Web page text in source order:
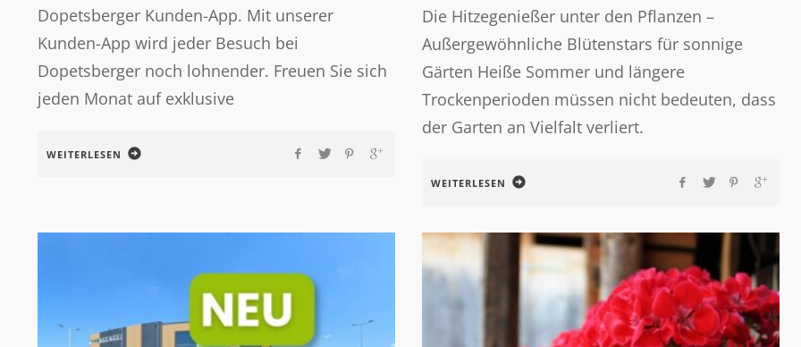
Dopetsberger Kunden-App. Mit unserer
Kunden-App wird jeder Besuch bei
Dopetsberger noch lohnender. Freuen Sie sich
jeden Monat auf exklusive
WEITERLESEN
Die Hitzegenießer unter den Pflanzen –
Außergewöhnliche Blütenstars für sonnige
Gärten Heiße Sommer und längere
Trockenperioden müssen nicht bedeuten, dass
der Garten an Vielfalt verliert.
WEITERLESEN